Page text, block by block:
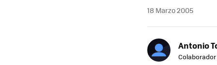
18 Marzo 2005
Antonio
Colaborador